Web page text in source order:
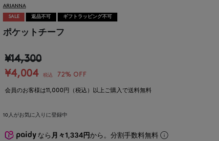
ARIANNA
SALE 返品不可 ギフトラッピング不可
ポケットチーフ
¥14,300
¥4,004
税込 72% OFF
会員のお客様は11,000円（税込）以上ご購入で送料無料
10 人がお気に入りに登録中
なら 月々1,334円から。分割手数料無料